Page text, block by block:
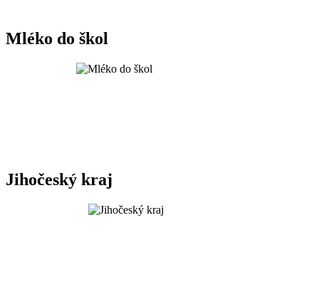
Mléko do škol
Jihočeský kraj